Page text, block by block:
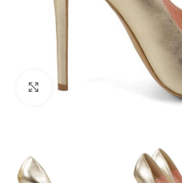
Kliknij, aby powiększyć